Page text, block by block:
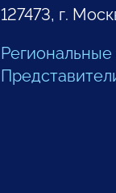
127473, г.